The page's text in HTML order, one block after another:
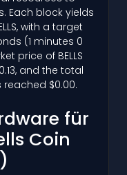
Each block yields
with a target
(1 minutes 0
price of BELLS
and the total
$0.00.
für
Coin